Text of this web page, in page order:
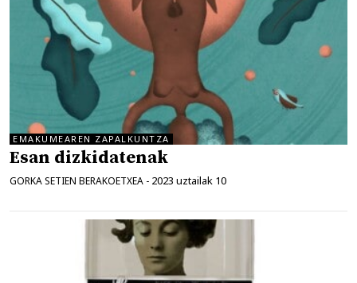
EMAKUMEAREN ZAPALKUNTZA
Esan dizkidatenak
GORKA SETIEN BERAKOETXEA - 2023 uztailak 10